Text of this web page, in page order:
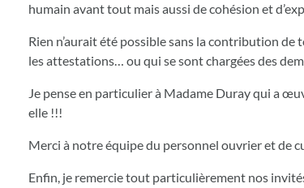
humain avant tout mais aussi de cohésion et
Rien n’aurait été possible sans la contribution
les attestations… ou qui se sont chargées des
Je pense en particulier à Madame Duray qui a
elle !!!
Merci à notre équipe du personnel ouvrier et de
Enfin, je remercie tout particulièrement nos